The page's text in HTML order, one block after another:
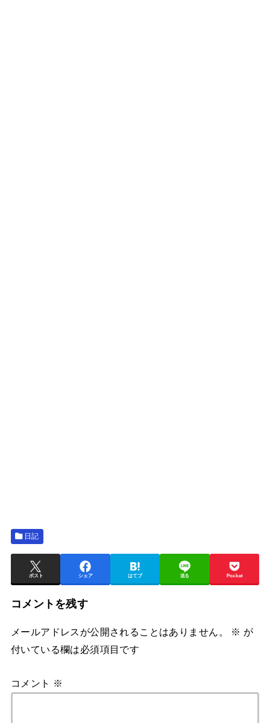
日記
ポスト シェア はてブ 送る Pocket
コメントを残す
メールアドレスが公開されることはありません。 ※ が
付いている欄は必須項目です
コメント ※